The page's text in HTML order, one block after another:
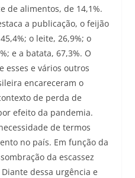
de alimentos, de 14,1%.
a publicação, o feijão
o leite, 26,9%; o
e a batata, 67,3%. O
esses e vários outros
encareceram o
de perda de
efeito da pandemia.
de termos
no país. Em função da
da escassez
dessa urgência e